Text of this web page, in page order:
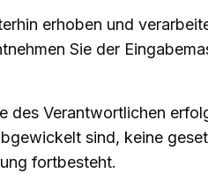
erhoben und
Sie der
des Verantwortlichen
sind, keine
fortbesteht.